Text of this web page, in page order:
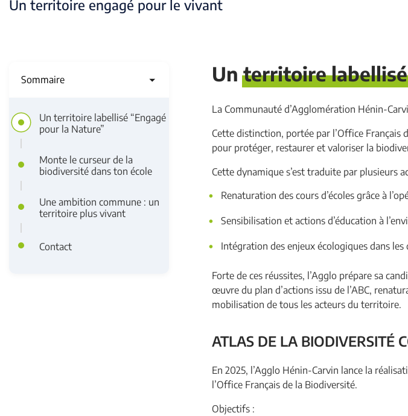
n
c
i
p
a
l
e
l
A
i
n
Un territoire engagé pour le vivant
Sommaire
Un territoire labellisé “Engagé
pour la Nature”
Monte le curseur de la
biodiversité dans ton école
Une ambition commune : un
territoire plus vivant
Contact
Un territoire
La Communauté d’Agglomération Hénin-
Cette distinction, portée par l’Office Français
pour protéger, restaurer et valoriser la
Cette dynamique s’est traduite par plusieurs
Renaturation des cours d’écoles grâce à
Sensibilisation et actions d’éducation à
Intégration des enjeux écologiques dans
Forte de ces réussites, l’Agglo prépare sa
œuvre du plan d’actions issu de l’ABC,
mobilisation de tous les acteurs du territoire.
ATLAS DE LA BIODIVERSITÉ
En 2025, l’Agglo Hénin-Carvin lance la
l’Office Français de la Biodiversité.
Objectifs :